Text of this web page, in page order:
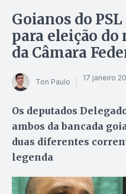
Goianos do
para eleição
da Câmara
Ton Paulo 17 janeiro
Os deputados
ambos da bancada
duas diferentes
legenda